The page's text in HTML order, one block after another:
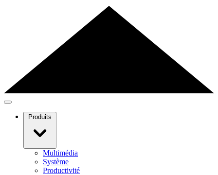
Produits
Multimédia
Système
Productivité